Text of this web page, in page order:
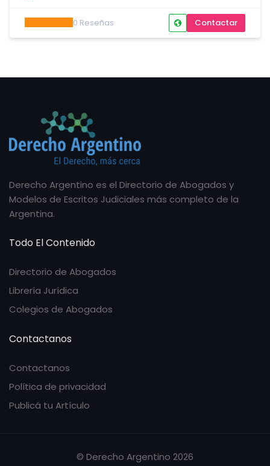
0 Reseñas Contactar
Derecho Argentino es el Directorio de Abogados y
Modelos de Escritos Judiciales más completo de la
Argentina.
Todo El Contenido
Directorio de Abogados
Librería Jurídica
Colegios de Abogados
Contactanos
Contactanos
Política de privacidad
Publicá tu Artículo
© Derecho Argentino 2026